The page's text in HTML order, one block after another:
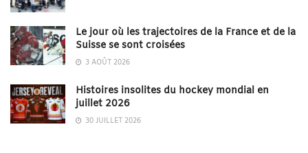
Le jour où les trajectoires de la France et de la
Suisse se sont croisées
3 AOÛT 2026
Histoires insolites du hockey mondial en
juillet 2026
30 JUILLET 2026